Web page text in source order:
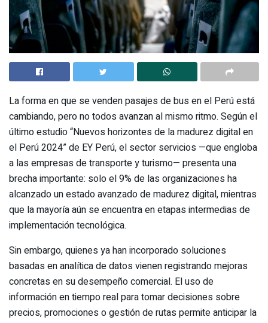
La forma en que se venden pasajes de bus en el Perú está
cambiando, pero no todos avanzan al mismo ritmo. Según el
último estudio “Nuevos horizontes de la madurez digital en
el Perú 2024” de EY Perú, el sector servicios —que engloba
a las empresas de transporte y turismo— presenta una
brecha importante: solo el 9% de las organizaciones ha
alcanzado un estado avanzado de madurez digital, mientras
que la mayoría aún se encuentra en etapas intermedias de
implementación tecnológica.
Sin embargo, quienes ya han incorporado soluciones
basadas en analítica de datos vienen registrando mejoras
concretas en su desempeño comercial. El uso de
información en tiempo real para tomar decisiones sobre
precios, promociones o gestión de rutas permite anticipar la